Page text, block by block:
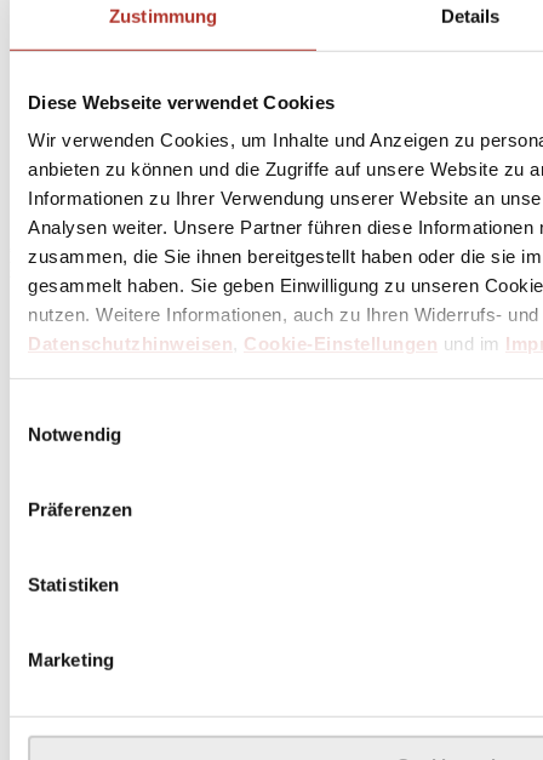
Zustimmung Details
Diese Webseite verwendet Cookies
Wir verwenden Cookies, um Inhalte und Anzeigen zu
anbieten zu können und die Zugriffe auf unsere Website zu
Informationen zu Ihrer Verwendung unserer Website an
Analysen weiter. Unsere Partner führen diese
zusammen, die Sie ihnen bereitgestellt haben oder die sie
gesammelt haben. Sie geben Einwilligung zu unseren
nutzen. Weitere Informationen, auch zu Ihren Widerrufs-
Datenschutzhinweisen, Cookie-Einstellungen und im
Notwendig
Präferenzen
Statistiken
Marketing
Abonnierehier
den Butch Newsletter
* Dein persönlicher Gutschein ist ab einem Bestellwert von 100,- Euro, nach Abzug der
Retouren und Stornierungen, gültig. Preisangaben inkl. gesetzl. MwSt. zzgl. Service- und
Versandkosten. Eine Barauszahlung ist nicht möglich.
Unser Dankeschön für deinen Einkauf ab 100 €